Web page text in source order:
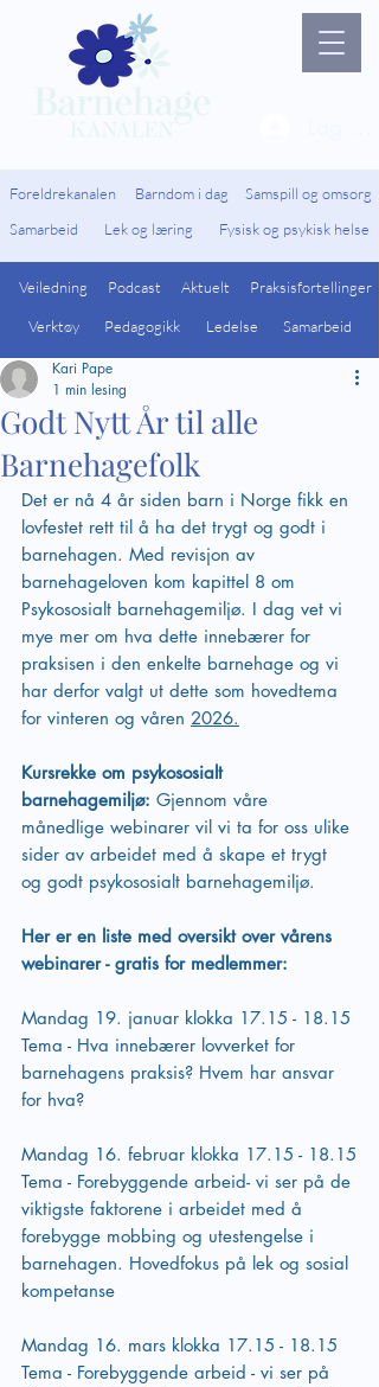
Foreldrekanalen Barndom i dag
Samspill og omsorg
Samarbeid
Lek og læring Fysisk og psykisk helse
Veiledning
Verktøy
Podcast
Pedagogikk
Aktuelt Praksisfortellinger
Ledelse Samarbeid
Godt Nytt År til alle
Barnehagefolk
Kari Pape
1 min lesing
Det er nå 4 år siden barn i Norge fikk en
lovfestet rett til å ha det trygt og godt i
barnehagen. Med revisjon av
barnehageloven kom kapittel 8 om
Psykososialt barnehagemiljø. I dag vet vi
mye mer om hva dette innebærer for
praksisen i den enkelte barnehage og vi
har derfor valgt ut dette som hovedtema
for vinteren og våren 2026.
Kursrekke om psykososialt
barnehagemiljø: Gjennom våre
månedlige webinarer vil vi ta for oss ulike
sider av arbeidet med å skape et trygt
og godt psykososialt barnehagemiljø.
Her er en liste med oversikt over vårens
webinarer - gratis for medlemmer:
Mandag 19. januar klokka 17.15 - 18.15
Tema - Hva innebærer lovverket for
barnehagens praksis? Hvem har ansvar
for hva?
Mandag 16. februar klokka 17.15 - 18.15
Tema - Forebyggende arbeid- vi ser på de
viktigste faktorene i arbeidet med å
forebygge mobbing og utestengelse i
barnehagen. Hovedfokus på lek og sosial
kompetanse
Mandag 16. mars klokka 17.15 - 18.15
Tema - Forebyggende arbeid - vi ser på